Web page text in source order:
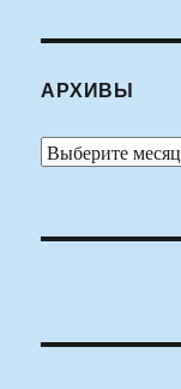
АРХИВЫ
Архивы